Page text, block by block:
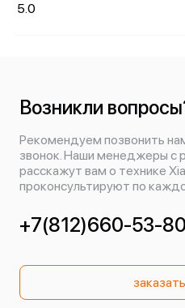
5.0
Возникли
Рекомендуем позвонить
звонок. Наши менеджеры с
расскажут вам о технике
проконсультируют по
+7(812)660-53-80